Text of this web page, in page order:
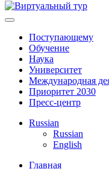
Поступающему
Обучение
Наука
Университет
Международная
Приоритет 2030
Пресс-центр
Russian
Russian
English
Главная